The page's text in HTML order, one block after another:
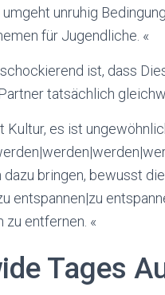
unruhig
für Jugendliche. «
ist, dass
tatsächlich
Kultur, es ist
bringen, bewusst
entspannen|zu
zu entfernen. «
Tages